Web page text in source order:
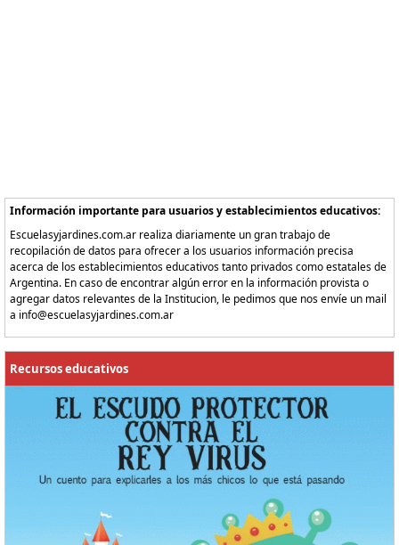
Información importante para usuarios y establecimientos educativos:
Escuelasyjardines.com.ar realiza diariamente un gran trabajo de
recopilación de datos para ofrecer a los usuarios información precisa
acerca de los establecimientos educativos tanto privados como estatales de
Argentina. En caso de encontrar algún error en la información provista o
agregar datos relevantes de la Institucion, le pedimos que nos envíe un mail
a info@escuelasyjardines.com.ar
Recursos educativos